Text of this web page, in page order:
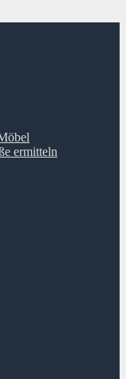
ermitteln